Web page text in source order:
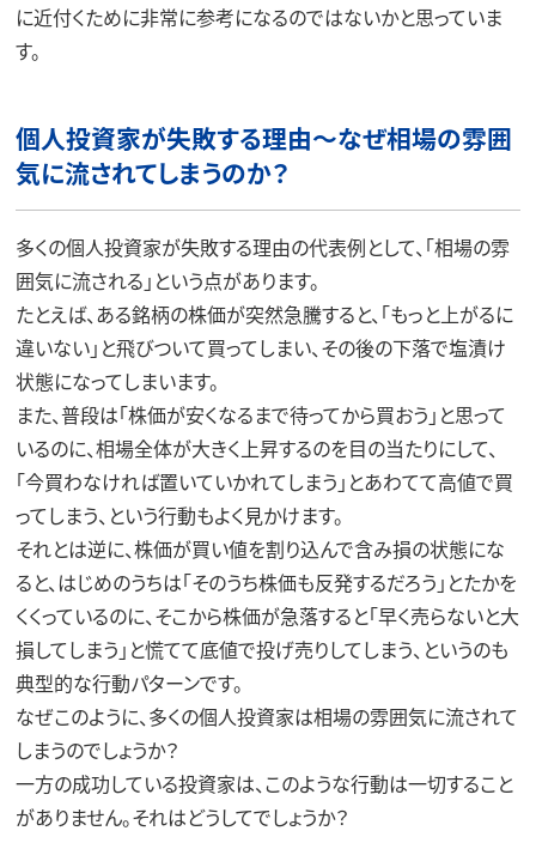
に近付くために非常に参考になるのではないかと思っていま
す。
個人投資家が失敗する理由～なぜ相場の雰囲
気に流されてしまうのか？
多くの個人投資家が失敗する理由の代表例として、「相場の雰
囲気に流される」という点があります。
たとえば、ある銘柄の株価が突然急騰すると、「もっと上がるに
違いない」と飛びついて買ってしまい、その後の下落で塩漬け
状態になってしまいます。
また、普段は「株価が安くなるまで待ってから買おう」と思って
いるのに、相場全体が大きく上昇するのを目の当たりにして、
「今買わなければ置いていかれてしまう」とあわてて高値で買
ってしまう、という行動もよく見かけます。
それとは逆に、株価が買い値を割り込んで含み損の状態にな
ると、はじめのうちは「そのうち株価も反発するだろう」とたかを
くくっているのに、そこから株価が急落すると「早く売らないと大
損してしまう」と慌てて底値で投げ売りしてしまう、というのも
典型的な行動パターンです。
なぜこのように、多くの個人投資家は相場の雰囲気に流されて
しまうのでしょうか？
一方の成功している投資家は、このような行動は一切すること
がありません。それはどうしてでしょうか？